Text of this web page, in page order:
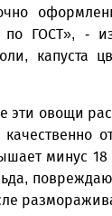
ГОСТ», -
капуста
эти овощи
минус 18